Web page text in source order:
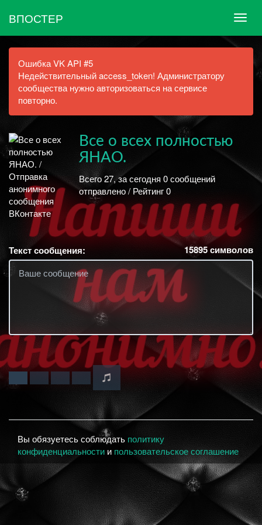
ВПОСТЕР
Ошибка VK API #5
Недействительный access_token! Администратору
сообщества нужно авторизоваться на сервисе
повторно.
Все о всех полностью
ЯНАО.
Всего 27, за сегодня 0 сообщений
отправлено / Рейтинг 0
Текст сообщения: 15895символов
Вы обязуетесь соблюдать политику
конфиденциальности и пользовательское соглашение